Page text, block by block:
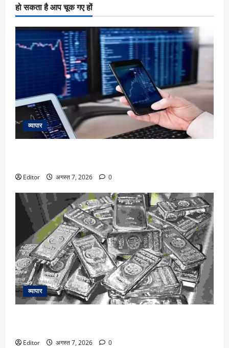
हो सकता है आप चूक गए हों
व्यापार
Editor अगस्त 7, 2026 0
व्यापार
Editor अगस्त 7, 2026 0